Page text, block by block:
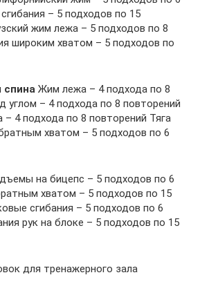
– 5 подходов по 15
жим лежа – 5 подходов по 8
широким хватом – 5 подходов по
спина Жим лежа – 4 подхода по 8
углом – 4 подхода по 8 повторений
– 4 подхода по 8 повторений Тяга
хватом – 5 подходов по 6
на бицепс – 5 подходов по 6
хватом – 5 подходов по 15
сгибания – 5 подходов по 6
рук на блоке – 5 подходов по 15
для тренажерного зала